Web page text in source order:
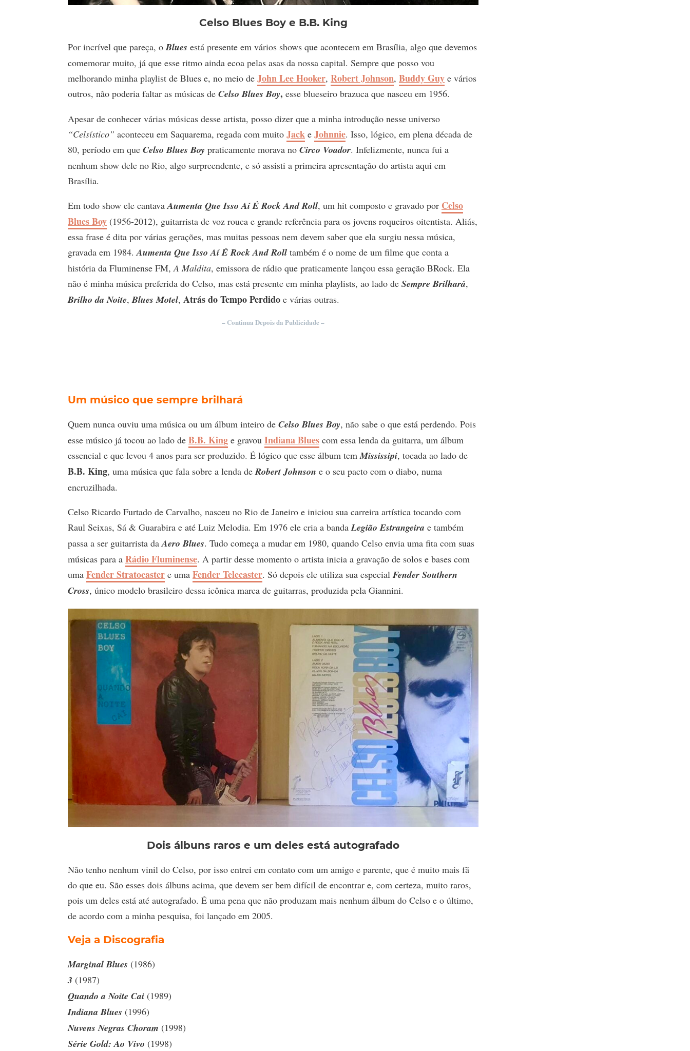
Celso Blues Boy e B.B. King
Por incrível que pareça, o Blues está presente em vários shows que acontecem em Brasília, algo que devemos
comemorar muito, já que esse ritmo ainda ecoa pelas asas da nossa capital. Sempre que posso vou
melhorando minha playlist de Blues e, no meio de John Lee Hooker, Robert Johnson, Buddy Guy e vários
outros, não poderia faltar as músicas de Celso Blues Boy, esse blueseiro brazuca que nasceu em 1956.
Apesar de conhecer várias músicas desse artista, posso dizer que a minha introdução nesse universo
“Celsístico” aconteceu em Saquarema, regada com muito Jack e Johnnie. Isso, lógico, em plena década de
80, período em que Celso Blues Boy praticamente morava no Circo Voador. Infelizmente, nunca fui a
nenhum show dele no Rio, algo surpreendente, e só assisti a primeira apresentação do artista aqui em
Brasília.
Em todo show ele cantava Aumenta Que Isso Aí É Rock And Roll, um hit composto e gravado por Celso
Blues Boy (1956-2012), guitarrista de voz rouca e grande referência para os jovens roqueiros oitentista. Aliás,
essa frase é dita por várias gerações, mas muitas pessoas nem devem saber que ela surgiu nessa música,
gravada em 1984. Aumenta Que Isso Aí É Rock And Roll também é o nome de um filme que conta a
história da Fluminense FM, A Maldita, emissora de rádio que praticamente lançou essa geração BRock. Ela
não é minha música preferida do Celso, mas está presente em minha playlists, ao lado de Sempre Brilhará,
Brilho da Noite, Blues Motel, Atrás do Tempo Perdido e várias outras.
– Continua Depois da Publicidade –
Um músico que sempre brilhará
Quem nunca ouviu uma música ou um álbum inteiro de Celso Blues Boy, não sabe o que está perdendo. Pois
esse músico já tocou ao lado de B.B. King e gravou Indiana Blues com essa lenda da guitarra, um álbum
essencial e que levou 4 anos para ser produzido. É lógico que esse álbum tem Mississipi, tocada ao lado de
B.B. King, uma música que fala sobre a lenda de Robert Johnson e o seu pacto com o diabo, numa
encruzilhada.
Celso Ricardo Furtado de Carvalho, nasceu no Rio de Janeiro e iniciou sua carreira artística tocando com
Raul Seixas, Sá & Guarabira e até Luiz Melodia. Em 1976 ele cria a banda Legião Estrangeira e também
passa a ser guitarrista da Aero Blues. Tudo começa a mudar em 1980, quando Celso envia uma fita com suas
músicas para a Rádio Fluminense. A partir desse momento o artista inicia a gravação de solos e bases com
uma Fender Stratocaster e uma Fender Telecaster. Só depois ele utiliza sua especial Fender Southern
Cross, único modelo brasileiro dessa icônica marca de guitarras, produzida pela Giannini.
Dois álbuns raros e um deles está autografado
Não tenho nenhum vinil do Celso, por isso entrei em contato com um amigo e parente, que é muito mais fã
do que eu. São esses dois álbuns acima, que devem ser bem difícil de encontrar e, com certeza, muito raros,
pois um deles está até autografado. É uma pena que não produzam mais nenhum álbum do Celso e o último,
de acordo com a minha pesquisa, foi lançado em 2005.
Veja a Discografia
Marginal Blues (1986)
3 (1987)
Quando a Noite Cai (1989)
Indiana Blues (1996)
Nuvens Negras Choram (1998)
Série Gold: Ao Vivo (1998)